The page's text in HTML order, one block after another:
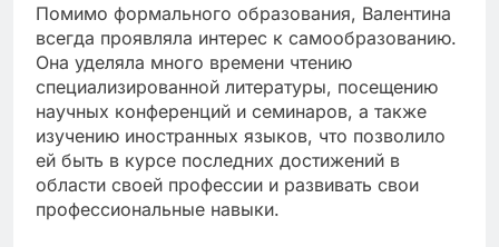
Помимо формального образования, Валентина
всегда проявляла интерес к самообразованию.
Она уделяла много времени чтению
специализированной литературы, посещению
научных конференций и семинаров, а также
изучению иностранных языков, что позволило
ей быть в курсе последних достижений в
области своей профессии и развивать свои
профессиональные навыки.